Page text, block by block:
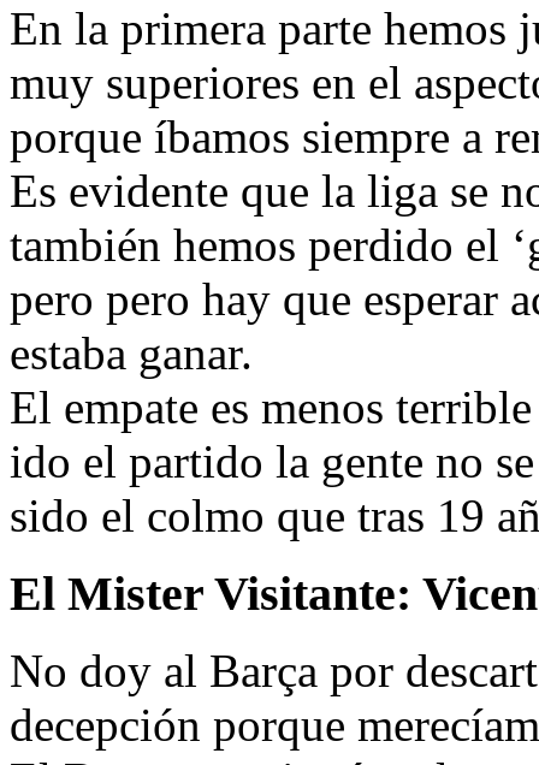
En la primera parte hemos
muy superiores en el
porque íbamos siempre a
Es evidente que la liga se
también hemos perdido el
pero pero hay que esperar
estaba ganar.
El empate es menos
ido el partido la gente no
sido el colmo que tras 19
El Mister Visitante:
No doy al Barça por
decepción porque